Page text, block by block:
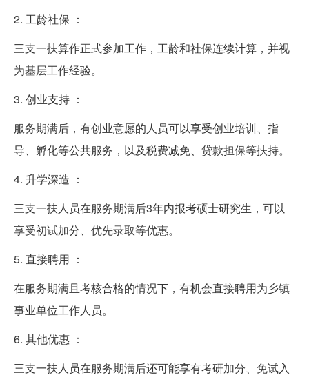
2. 工龄社保 ：
三支一扶算作正式参加工作，工龄和社保连续计算，并视
为基层工作经验。
3. 创业支持 ：
服务期满后，有创业意愿的人员可以享受创业培训、指
导、孵化等公共服务，以及税费减免、贷款担保等扶持。
4. 升学深造 ：
三支一扶人员在服务期满后3年内报考硕士研究生，可以
享受初试加分、优先录取等优惠。
5. 直接聘用 ：
在服务期满且考核合格的情况下，有机会直接聘用为乡镇
事业单位工作人员。
6. 其他优惠 ：
三支一扶人员在服务期满后还可能享有考研加分、免试入